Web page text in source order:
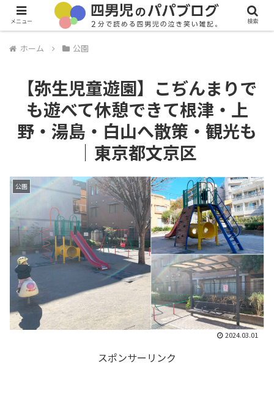
ホーム 公園
【弥生児童遊園】こぢんまりで
も遊べて休憩できて根津・上
野・湯島・白山へ散策・観光も
｜東京都文京区
公園
2024.03.01
スポンサーリンク
メニュー 検索